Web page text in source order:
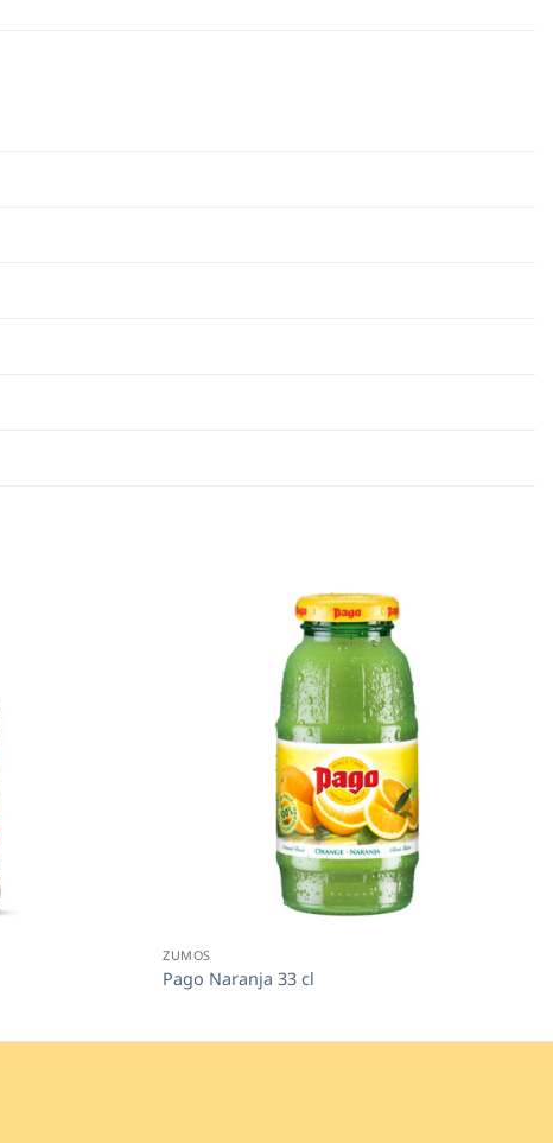
ZUMOS
Pago Naranja 33 cl